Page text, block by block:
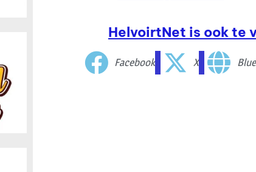
HelvoirtNet is ook te
Facebook X